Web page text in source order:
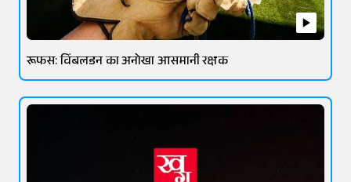
रूफस: विंबलडन का अनोखा आसमानी रक्षक